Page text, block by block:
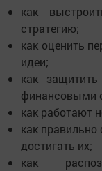
как
стратегию;
как оценить
идеи;
как
финансовыми
как работают
как
достигать их;
как